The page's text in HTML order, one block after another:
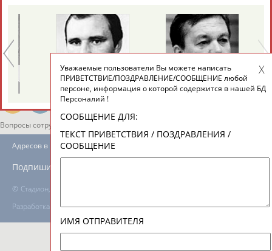
ТАБЛО АКТИВНОСТИ
Вопросы сотрудничества и совместной деятельности
© Стадион, 1998-2026
Разработка и поддержка ООО НАИТ «Стадион»
Адресов в новостной рассылке: 996
Подпишись
Александр
ЯГУБКИН
Геннадий
ТУРЕЦКИЙ
Уважаемые пользователи Вы можете написать
ПРИВЕТСТВИЕ/ПОЗДРАВЛЕНИЕ/СООБЩЕНИЕ любой
персоне, информация о которой содержится в нашей БД
Персоналий !
СООБЩЕНИЕ ДЛЯ:
ТЕКСТ ПРИВЕТСТВИЯ / ПОЗДРАВЛЕНИЯ /
СООБЩЕНИЕ
ИМЯ ОТПРАВИТЕЛЯ